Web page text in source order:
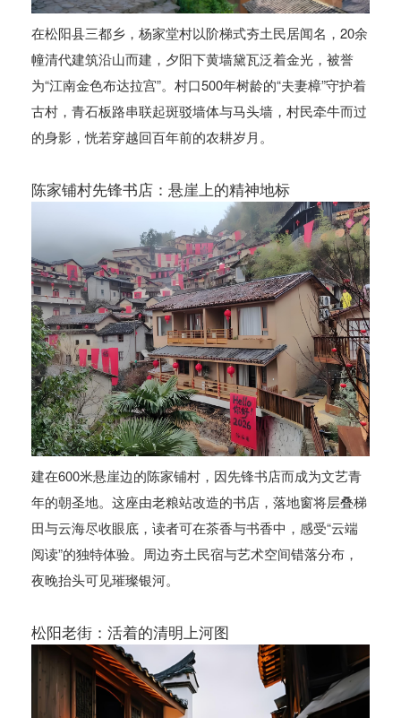
在松阳县三都乡，杨家堂村以阶梯式夯土民居闻名，20余
幢清代建筑沿山而建，夕阳下黄墙黛瓦泛着金光，被誉
为“江南金色布达拉宫”。村口500年树龄的“夫妻樟”守护着
古村，青石板路串联起斑驳墙体与马头墙，村民牵牛而过
的身影，恍若穿越回百年前的农耕岁月。
陈家铺村先锋书店：悬崖上的精神地标
建在600米悬崖边的陈家铺村，因先锋书店而成为文艺青
年的朝圣地。这座由老粮站改造的书店，落地窗将层叠梯
田与云海尽收眼底，读者可在茶香与书香中，感受“云端
阅读”的独特体验。周边夯土民宿与艺术空间错落分布，
夜晚抬头可见璀璨银河。
松阳老街：活着的清明上河图